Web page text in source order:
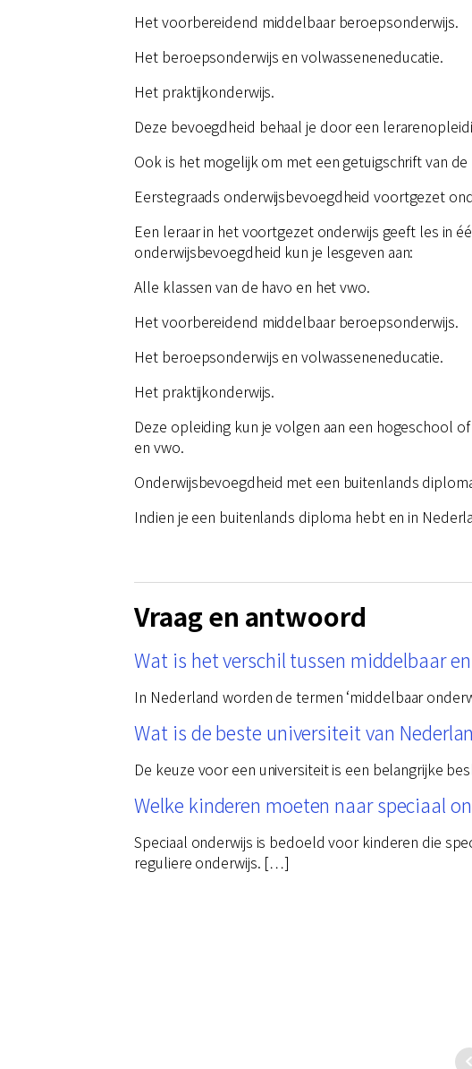
Het voorbereidend middelbaar beroepsonderwijs.
Het beroepsonderwijs en volwasseneneducatie.
Het praktijkonderwijs.
Deze bevoegdheid behaal je door een
Ook is het mogelijk om met een getuigschrift van
Eerstegraads onderwijsbevoegdheid voortgezet
Een leraar in het voortgezet onderwijs geeft les in
onderwijsbevoegdheid kun je lesgeven aan:
Alle klassen van de havo en het vwo.
Het voorbereidend middelbaar beroepsonderwijs.
Het beroepsonderwijs en volwasseneneducatie.
Het praktijkonderwijs.
Deze opleiding kun je volgen aan een hogeschool
en vwo.
Onderwijsbevoegdheid met een buitenlands
Indien je een buitenlands diploma hebt en in
Vraag en antwoord
Wat is het verschil tussen middelbaar
In Nederland worden de termen ‘middelbaar
Wat is de beste universiteit van
De keuze voor een universiteit is een belangrijke
Welke kinderen moeten naar speciaal
Speciaal onderwijs is bedoeld voor kinderen die
reguliere onderwijs. […]